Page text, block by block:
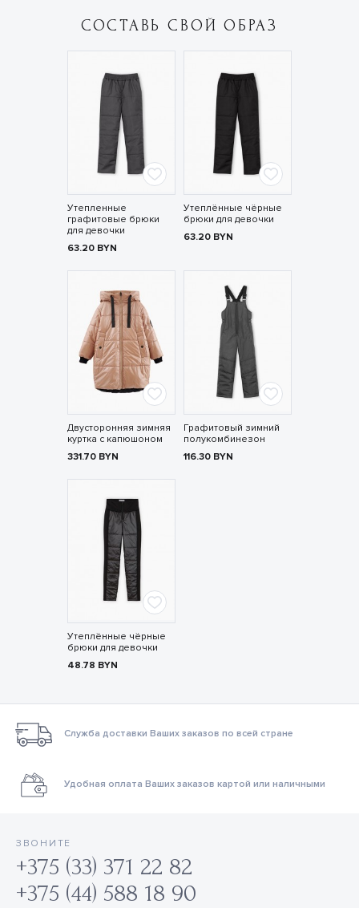
СОСТАВЬ СВОЙ ОБРАЗ
Утепленные
графитовые брюки
для девочки
63.20 BYN
Утеплённые чёрные
брюки для девочки
63.20 BYN
Двусторонняя зимняя
куртка с капюшоном
331.70 BYN
Графитовый зимний
полукомбинезон
116.30 BYN
Утеплённые чёрные
брюки для девочки
48.78 BYN
Служба доставки Ваших заказов по всей стране
Удобная оплата Ваших заказов картой или наличными
ЗВОНИТЕ
+375 (33) 371 22 82
+375 (44) 588 18 90